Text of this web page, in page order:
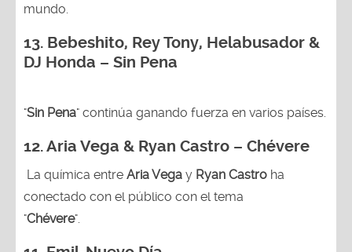
mundo.
13. Bebeshito, Rey Tony, Helabusador &
DJ Honda – Sin Pena
"Sin Pena" continúa ganando fuerza en varios países.
12. Aria Vega & Ryan Castro – Chévere
La química entre Aria Vega y Ryan Castro ha
conectado con el público con el tema
"Chévere".